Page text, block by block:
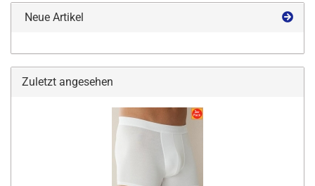
Neue Artikel
Zuletzt angesehen